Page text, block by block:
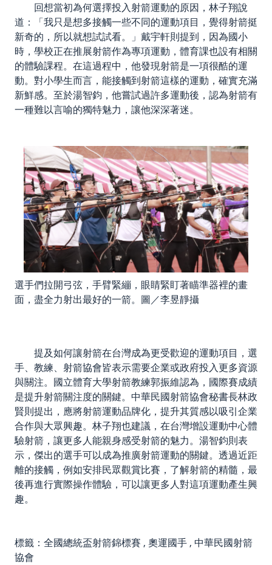
回想當初為何選擇投入射箭運動的原因，林子翔說
道：「我只是想多接觸一些不同的運動項目，覺得射箭挺
新奇的，所以就想試試看。」戴宇軒則提到，因為國小
時，學校正在推展射箭作為專項運動，體育課也設有相關
的體驗課程。在這過程中，他發現射箭是一項很酷的運
動。對小學生而言，能接觸到射箭這樣的運動，確實充滿
新鮮感。至於湯智鈞，他嘗試過許多運動後，認為射箭有
一種難以言喻的獨特魅力，讓他深深著迷。
選手們拉開弓弦，手臂緊繃，眼睛緊盯著瞄準器裡的畫
面，盡全力射出最好的一箭。圖／李昱靜攝
提及如何讓射箭在台灣成為更受歡迎的運動項目，選
手、教練、射箭協會皆表示需要企業或政府投入更多資源
與關注。國立體育大學射箭教練郭振維認為，國際賽成績
是提升射箭關注度的關鍵。中華民國射箭協會秘書長林政
賢則提出，應將射箭運動品牌化，提升其質感以吸引企業
合作與大眾興趣。林子翔也建議，在台灣增設運動中心體
驗射箭，讓更多人能親身感受射箭的魅力。湯智鈞則表
示，傑出的選手可以成為推廣射箭運動的關鍵。透過近距
離的接觸，例如安排民眾觀賞比賽，了解射箭的精髓，最
後再進行實際操作體驗，可以讓更多人對這項運動產生興
趣。
標籤： 全國總統盃射箭錦標賽 , 奧運國手 , 中華民國射箭
協會